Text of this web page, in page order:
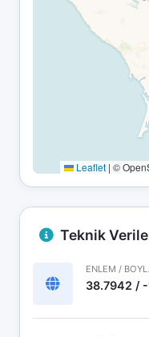
Leaflet | ©
Teknik
ENLEM /
38.7942 /